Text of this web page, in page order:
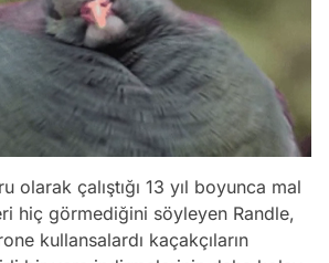
olarak çalıştığı 13 yıl boyunca mal
hiç görmediğini söyleyen Randle,
kullansalardı kaçakçıların